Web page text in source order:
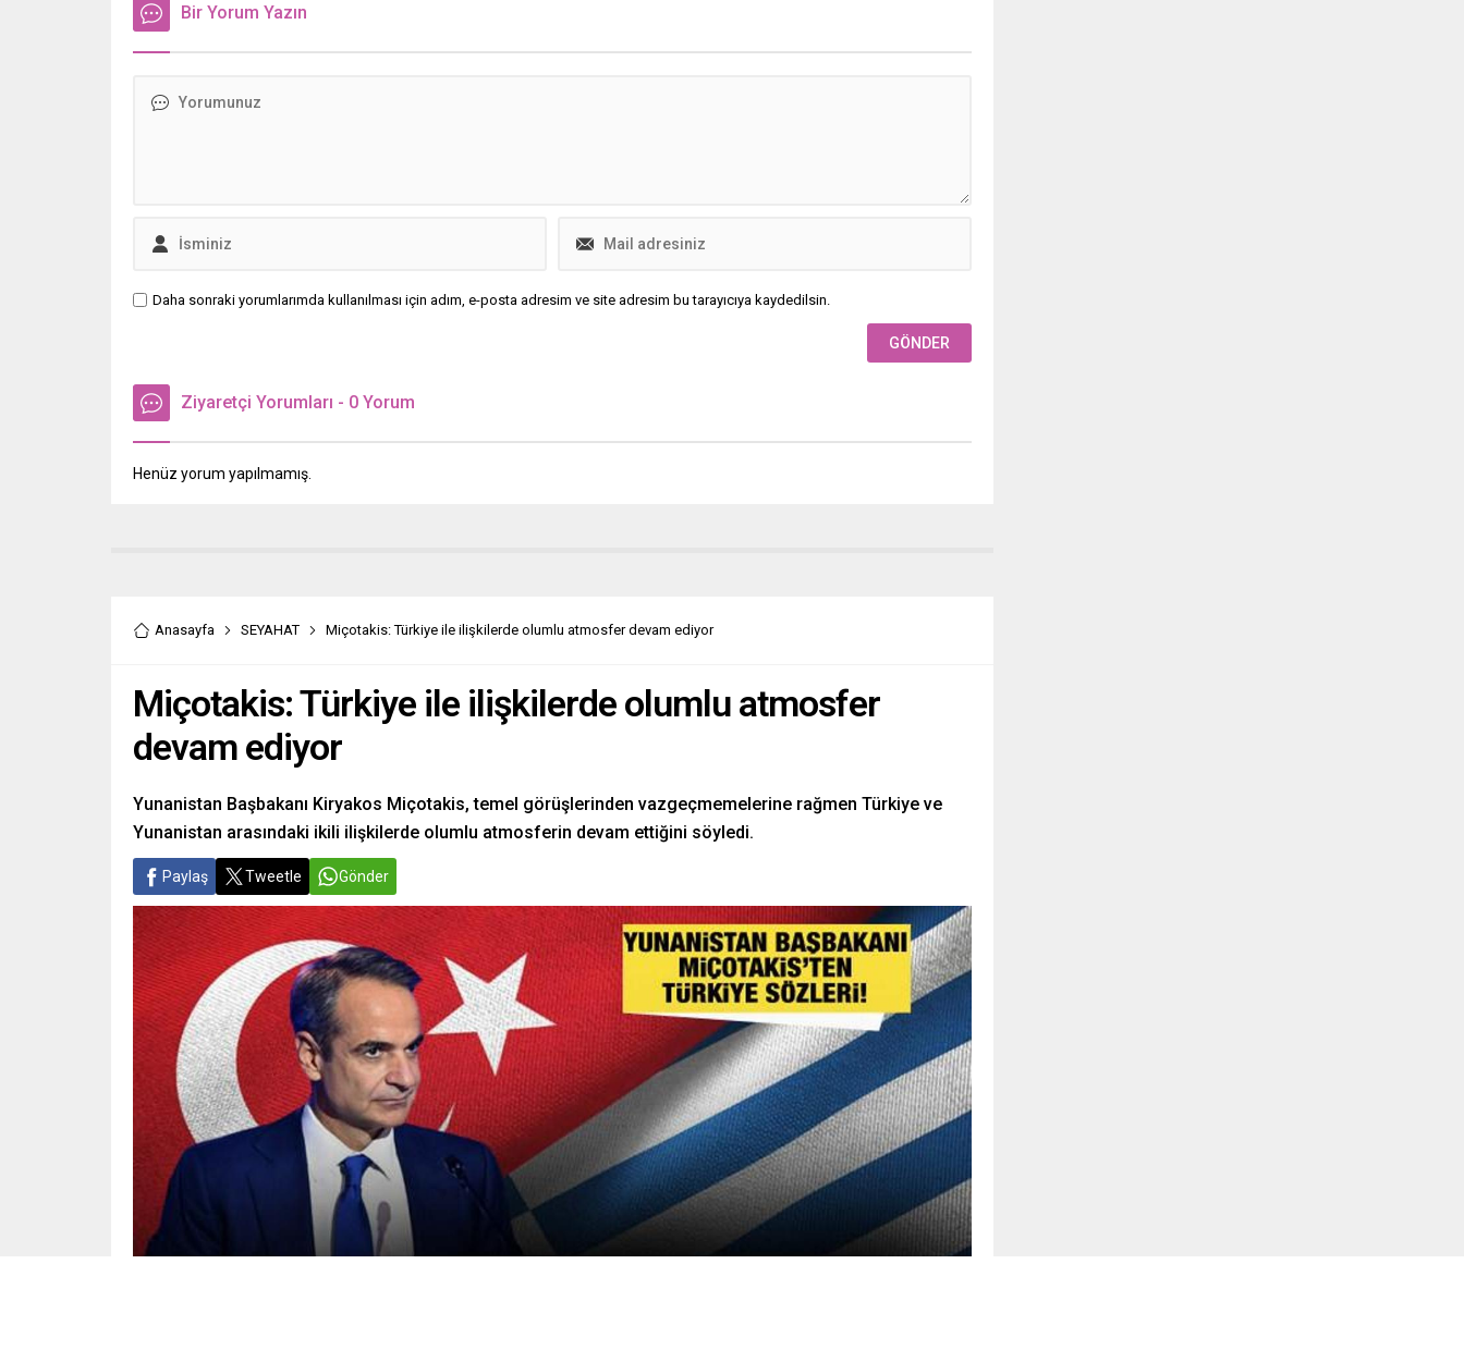
Bir Yorum Yazın
Daha sonraki yorumlarımda kullanılması için adım, e-posta adresim ve site adresim bu tarayıcıya kaydedilsin.
Ziyaretçi Yorumları - 0 Yorum
Henüz yorum yapılmamış.
Anasayfa SEYAHAT Miçotakis: Türkiye ile ilişkilerde olumlu atmosfer devam ediyor
Miçotakis: Türkiye ile ilişkilerde olumlu atmosfer
devam ediyor
Yunanistan Başbakanı Kiryakos Miçotakis, temel görüşlerinden vazgeçmemelerine rağmen Türkiye ve
Yunanistan arasındaki ikili ilişkilerde olumlu atmosferin devam ettiğini söyledi.
Paylaş Tweetle Gönder